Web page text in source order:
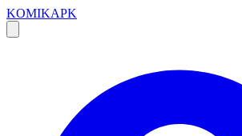
KOMIKAPK